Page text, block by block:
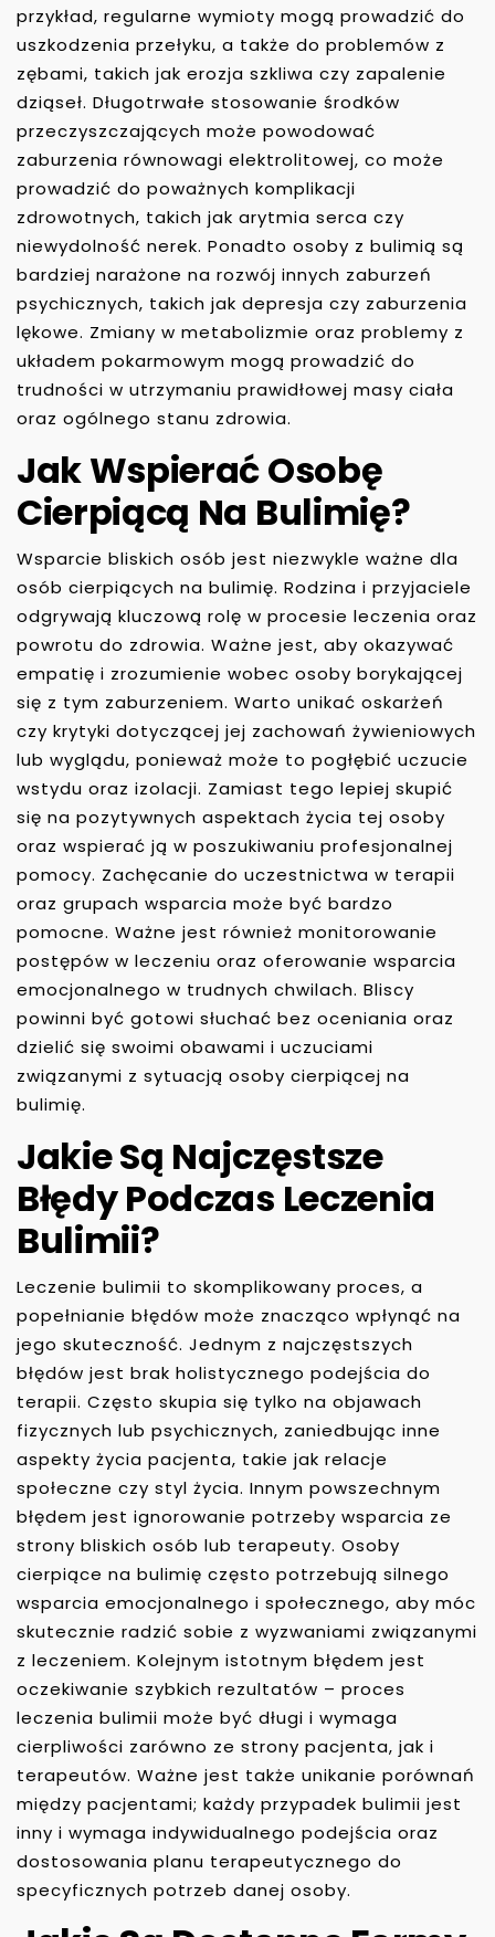
przykład, regularne wymioty mogą prowadzić do
uszkodzenia przełyku, a także do problemów z
zębami, takich jak erozja szkliwa czy zapalenie
dziąseł. Długotrwałe stosowanie środków
przeczyszczających może powodować
zaburzenia równowagi elektrolitowej, co może
prowadzić do poważnych komplikacji
zdrowotnych, takich jak arytmia serca czy
niewydolność nerek. Ponadto osoby z bulimią są
bardziej narażone na rozwój innych zaburzeń
psychicznych, takich jak depresja czy zaburzenia
lękowe. Zmiany w metabolizmie oraz problemy z
układem pokarmowym mogą prowadzić do
trudności w utrzymaniu prawidłowej masy ciała
oraz ogólnego stanu zdrowia.
Jak Wspierać Osobę
Cierpiącą Na Bulimię?
Wsparcie bliskich osób jest niezwykle ważne dla
osób cierpiących na bulimię. Rodzina i przyjaciele
odgrywają kluczową rolę w procesie leczenia oraz
powrotu do zdrowia. Ważne jest, aby okazywać
empatię i zrozumienie wobec osoby borykającej
się z tym zaburzeniem. Warto unikać oskarżeń
czy krytyki dotyczącej jej zachowań żywieniowych
lub wyglądu, ponieważ może to pogłębić uczucie
wstydu oraz izolacji. Zamiast tego lepiej skupić
się na pozytywnych aspektach życia tej osoby
oraz wspierać ją w poszukiwaniu profesjonalnej
pomocy. Zachęcanie do uczestnictwa w terapii
oraz grupach wsparcia może być bardzo
pomocne. Ważne jest również monitorowanie
postępów w leczeniu oraz oferowanie wsparcia
emocjonalnego w trudnych chwilach. Bliscy
powinni być gotowi słuchać bez oceniania oraz
dzielić się swoimi obawami i uczuciami
związanymi z sytuacją osoby cierpiącej na
bulimię.
Jakie Są Najczęstsze
Błędy Podczas Leczenia
Bulimii?
Leczenie bulimii to skomplikowany proces, a
popełnianie błędów może znacząco wpłynąć na
jego skuteczność. Jednym z najczęstszych
błędów jest brak holistycznego podejścia do
terapii. Często skupia się tylko na objawach
fizycznych lub psychicznych, zaniedbując inne
aspekty życia pacjenta, takie jak relacje
społeczne czy styl życia. Innym powszechnym
błędem jest ignorowanie potrzeby wsparcia ze
strony bliskich osób lub terapeuty. Osoby
cierpiące na bulimię często potrzebują silnego
wsparcia emocjonalnego i społecznego, aby móc
skutecznie radzić sobie z wyzwaniami związanymi
z leczeniem. Kolejnym istotnym błędem jest
oczekiwanie szybkich rezultatów – proces
leczenia bulimii może być długi i wymaga
cierpliwości zarówno ze strony pacjenta, jak i
terapeutów. Ważne jest także unikanie porównań
między pacjentami; każdy przypadek bulimii jest
inny i wymaga indywidualnego podejścia oraz
dostosowania planu terapeutycznego do
specyficznych potrzeb danej osoby.